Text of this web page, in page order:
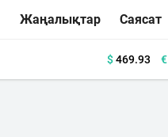
Жаңалықтар Саясат
$469.93 €